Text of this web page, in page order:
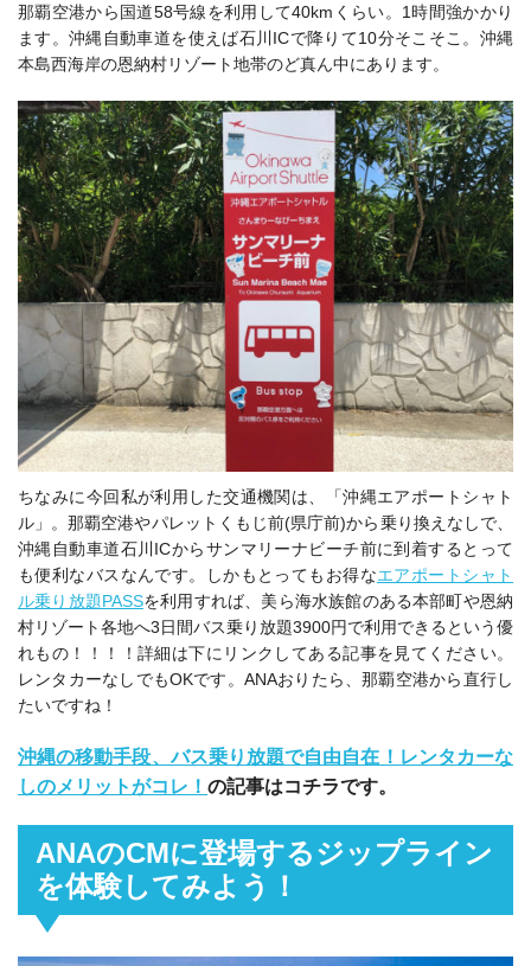
那覇空港から国道58号線を利用して40kmくらい。1時間強かかり
ます。沖縄自動車道を使えば石川ICで降りて10分そこそこ。沖縄
本島西海岸の恩納村リゾート地帯のど真ん中にあります。
ちなみに今回私が利用した交通機関は、「沖縄エアポートシャト
ル」。那覇空港やパレットくもじ前(県庁前)から乗り換えなしで、
沖縄自動車道石川ICからサンマリーナビーチ前に到着するとって
も便利なバスなんです。しかもとってもお得なエアポートシャト
ル乗り放題PASSを利用すれば、美ら海水族館のある本部町や恩納
村リゾート各地へ3日間バス乗り放題3900円で利用できるという優
れもの！！！！詳細は下にリンクしてある記事を見てください。
レンタカーなしでもOKです。ANAおりたら、那覇空港から直行し
たいですね！
沖縄の移動手段、バス乗り放題で自由自在！レンタカーな
しのメリットがコレ！ の記事はコチラです。
ANAのCMに登場するジップライン
を体験してみよう！